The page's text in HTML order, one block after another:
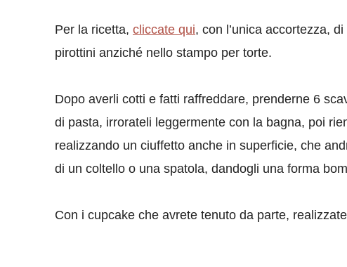
Per la ricetta, cliccate qui, con l’unica accortezza,
pirottini anziché nello stampo per torte.
Dopo averli cotti e fatti raffreddare, prenderne 6
di pasta, irrorateli leggermente con la bagna, poi
realizzando un ciuffetto anche in superficie, che
di un coltello o una spatola, dandogli una forma
Con i cupcake che avrete tenuto da parte,